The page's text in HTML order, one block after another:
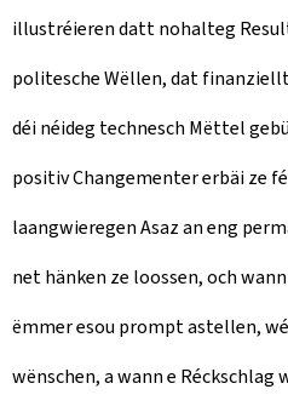
illustréieren datt nohalteg
politesche Wëllen, dat
déi néideg technesch Mëttel
positiv Changementer erbäi ze
laangwieregen Asaz an eng
net hänken ze loossen, och
ëmmer esou prompt astellen,
wënschen, a wann e Réckschlag